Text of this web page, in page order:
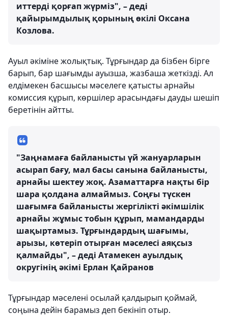
иттерді қорғап жүрміз", – деді
қайырымдылық қорының өкілі Оксана
Козлова.
Ауыл әкіміне жолықтық. Тұрғындар да бізбен бірге
барып, бар шағымды ауызша, жазбаша жеткізді. Ал
елдімекен басшысы мәселеге қатысты арнайы
комиссия құрып, көршілер арасындағы дауды шешіп
беретінін айтты.
"Заңнамаға байланысты үй жануарларын
асырап бағу, мал басы санына байланысты,
арнайы шектеу жоқ. Азаматтарға нақты бір
шара қолдана алмаймыз. Соңғы түскен
шағымға байланысты жергілікті әкімшілік
арнайы жұмыс тобын құрып, мамандарды
шақыртамыз. Тұрғындардың шағымы,
арызы, көтеріп отырған мәселесі аяқсыз
қалмайды", – деді Атамекен ауылдық
округінің әкімі Ерлан Қайранов
Тұрғындар мәселені осылай қалдырып қоймай,
соңына дейін барамыз деп бекініп отыр.